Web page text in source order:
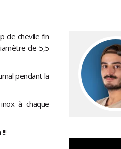
de chevile fin
de 5,5
pendant la
à chaque